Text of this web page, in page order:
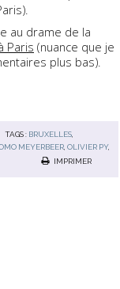
au drame de la
Paris (nuance que je
plus bas).
TAGS : BRUXELLES
MEYERBEER ,OLIVIER PY,
IMPRIMER